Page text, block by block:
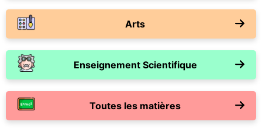
Arts
Enseignement Scientifique
Toutes les matières